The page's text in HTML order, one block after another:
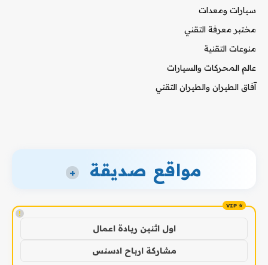
سيارات ومعدات
مختبر معرفة التقني
منوعات التقنية
عالم المحركات والسيارات
آفاق الطيران والطيران التقني
مواقع صديقة +
!
اول اثنين ريادة اعمال
مشاركة ارباح ادسنس